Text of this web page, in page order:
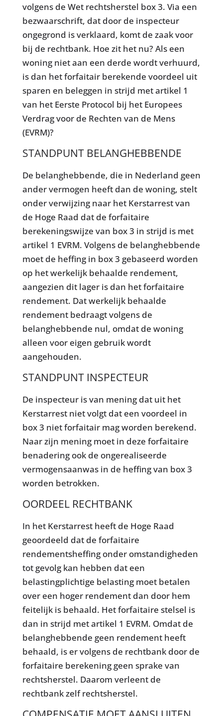
volgens de Wet rechtsherstel box 3. Via een
bezwaarschrift, dat door de inspecteur
ongegrond is verklaard, komt de zaak voor
bij de rechtbank. Hoe zit het nu? Als een
woning niet aan een derde wordt verhuurd,
is dan het forfaitair berekende voordeel uit
sparen en beleggen in strijd met artikel 1
van het Eerste Protocol bij het Europees
Verdrag voor de Rechten van de Mens
(EVRM)?
STANDPUNT BELANGHEBBENDE
De belanghebbende, die in Nederland geen
ander vermogen heeft dan de woning, stelt
onder verwijzing naar het Kerstarrest van
de Hoge Raad dat de forfaitaire
berekeningswijze van box 3 in strijd is met
artikel 1 EVRM. Volgens de belanghebbende
moet de heffing in box 3 gebaseerd worden
op het werkelijk behaalde rendement,
aangezien dit lager is dan het forfaitaire
rendement. Dat werkelijk behaalde
rendement bedraagt volgens de
belanghebbende nul, omdat de woning
alleen voor eigen gebruik wordt
aangehouden.
STANDPUNT INSPECTEUR
De inspecteur is van mening dat uit het
Kerstarrest niet volgt dat een voordeel in
box 3 niet forfaitair mag worden berekend.
Naar zijn mening moet in deze forfaitaire
benadering ook de ongerealiseerde
vermogensaanwas in de heffing van box 3
worden betrokken.
OORDEEL RECHTBANK
In het Kerstarrest heeft de Hoge Raad
geoordeeld dat de forfaitaire
rendementsheffing onder omstandigheden
tot gevolg kan hebben dat een
belastingplichtige belasting moet betalen
over een hoger rendement dan door hem
feitelijk is behaald. Het forfaitaire stelsel is
dan in strijd met artikel 1 EVRM. Omdat de
belanghebbende geen rendement heeft
behaald, is er volgens de rechtbank door de
forfaitaire berekening geen sprake van
rechtsherstel. Daarom verleent de
rechtbank zelf rechtsherstel.